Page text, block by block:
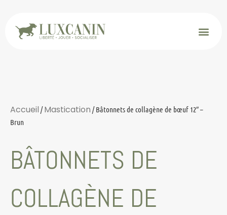
Accueil /Mastication / Bâtonnets de collagène de bœuf 12″ –
Brun
BÂTONNETS DE
COLLAGÈNE DE